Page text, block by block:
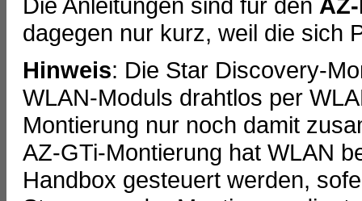
Die Anleitungen sind für den
dagegen nur kurz, weil die sich
Hinweis: Die Star Discovery-
WLAN-Moduls drahtlos per
Montierung nur noch damit
AZ-GTi-Montierung hat WLAN
Handbox gesteuert werden,